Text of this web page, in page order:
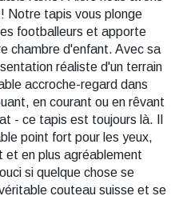
Notre tapis vous plonge
footballeurs et apporte
chambre d'enfant. Avec sa
réaliste d'un terrain
accroche-regard dans
en courant ou en rêvant
- ce tapis est toujours là. Il
point fort pour les yeux,
et en plus agréablement
si quelque chose se
couteau suisse et se